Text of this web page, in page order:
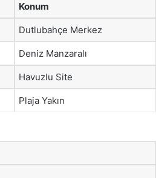
Konum
Dutlubahçe Merkez
Deniz Manzaralı
Havuzlu Site
Plaja Yakın